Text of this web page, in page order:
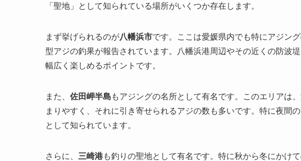
「聖地」として知られている場所がいくつか存在します。
まず挙げられるのが八幡浜市です。ここは愛媛県内でも特にアジン
型アジの釣果が報告されています。八幡浜港周辺やその近くの防波
幅広く楽しめるポイントです。
また、 佐田岬半島 もアジングの名所として有名です。このエリアは
まりやすく、それに引き寄せられるアジの数も多いです。特に夜間
として知られています。
さらに、 三崎港も釣りの聖地として有名です。特に秋から冬にかけ